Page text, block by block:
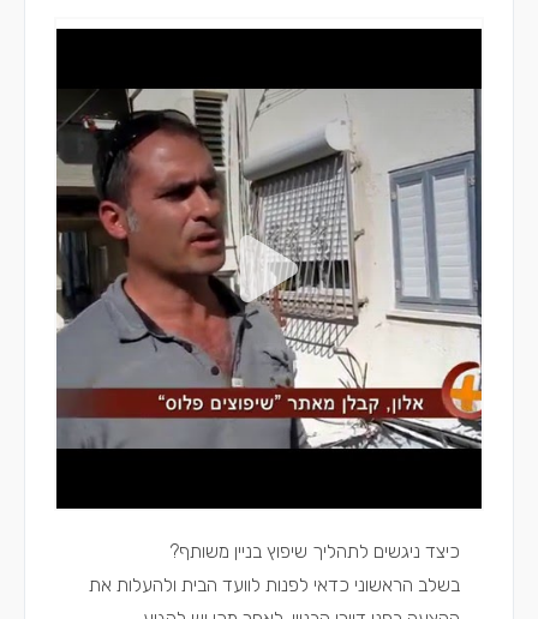
כיצד ניגשים לתהליך שיפוץ בניין משותף?
בשלב הראשוני כדאי לפנות לוועד הבית ולהעלות את